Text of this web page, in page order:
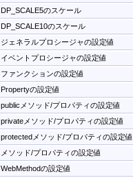
DP_SCALE5のスケール
DP_SCALE10のスケール
ジェネラルプロシージャの設定値
イベントプロシージャの設定値
ファンクションの設定値
Propertyの設定値
publicメソッド/プロパティの設定値
privateメソッド/プロパティの設定値
protectedメソッド/プロパティの設定値
メソッド/プロパティの設定値
WebMethodの設定値